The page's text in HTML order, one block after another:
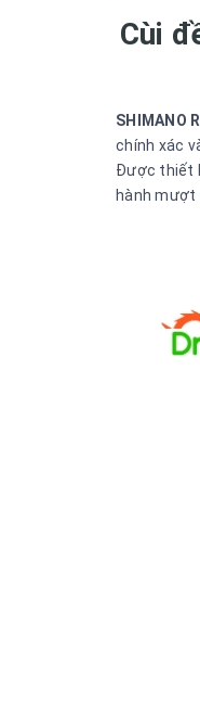
Cùi
SHIMANO
chính xác
Được thiết
hành mượt